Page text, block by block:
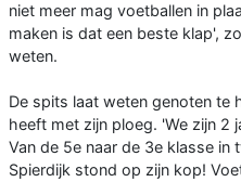
niet meer mag voetballen in
maken is dat een beste klap',
weten.
De spits laat weten genoten te
heeft met zijn ploeg. 'We zijn 2
Van de 5e naar de 3e klasse in
Spierdijk stond op zijn kop!